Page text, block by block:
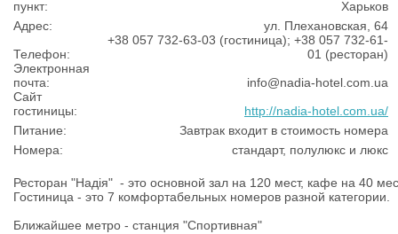
пункт:
Харьков
Адрес:
ул. Плехановская, 64
Телефон:
+38 057 732-63-03 (гостиница); +38 057 732-61-
01 (ресторан)
Электронная
почта:
info@nadia-hotel.com.ua
Сайт
гостиницы:
http://nadia-hotel.com.ua/
Питание:
Завтрак входит в стоимость номера
Номера:
стандарт, полулюкс и люкс
Ресторан "Надія" - это основной зал на 120 мест, кафе на 40
Гостиница - это 7 комфортабельных номеров разной категории.
Ближайшее метро - станция "Спортивная"